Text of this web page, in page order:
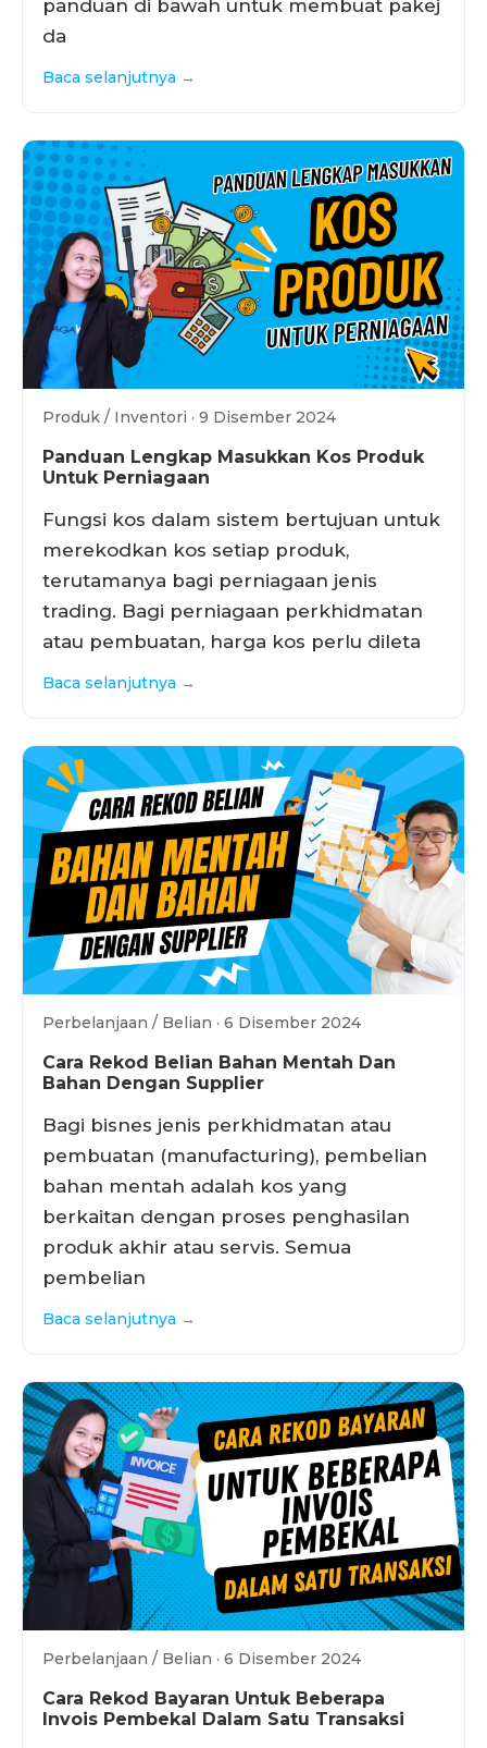
panduan di bawah untuk membuat pakej
da
Baca selanjutnya →
Produk / Inventori · 9 Disember 2024
Panduan Lengkap Masukkan Kos Produk
Untuk Perniagaan
Fungsi kos dalam sistem bertujuan untuk
merekodkan kos setiap produk,
terutamanya bagi perniagaan jenis
trading. Bagi perniagaan perkhidmatan
atau pembuatan, harga kos perlu dileta
Baca selanjutnya →
Perbelanjaan / Belian · 6 Disember 2024
Cara Rekod Belian Bahan Mentah Dan
Bahan Dengan Supplier
Bagi bisnes jenis perkhidmatan atau
pembuatan (manufacturing), pembelian
bahan mentah adalah kos yang
berkaitan dengan proses penghasilan
produk akhir atau servis. Semua
pembelian
Baca selanjutnya →
Perbelanjaan / Belian · 6 Disember 2024
Cara Rekod Bayaran Untuk Beberapa
Invois Pembekal Dalam Satu Transaksi